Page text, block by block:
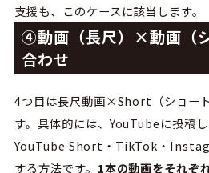
支援も、このケースに該当します。
④動画（長尺）×動画（
合わせ
4つ目は長尺動画×Short（ショー
す。具体的には、YouTubeに投稿し
YouTube Short・TikTok・
する方法です。 1本の動画をそれぞ